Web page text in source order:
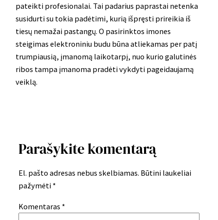
pateikti profesionalai. Tai padarius paprastai netenka
susidurti su tokia padėtimi, kurią išpręsti prireikia iš
tiesų nemažai pastangų. O pasirinktos imones
steigimas elektroniniu budu būna atliekamas per patį
trumpiausią, įmanomą laikotarpį, nuo kurio galutinės
ribos tampa įmanoma pradėti vykdyti pageidaujamą
veiklą.
Parašykite komentarą
El. pašto adresas nebus skelbiamas. Būtini laukeliai
pažymėti *
Komentaras *